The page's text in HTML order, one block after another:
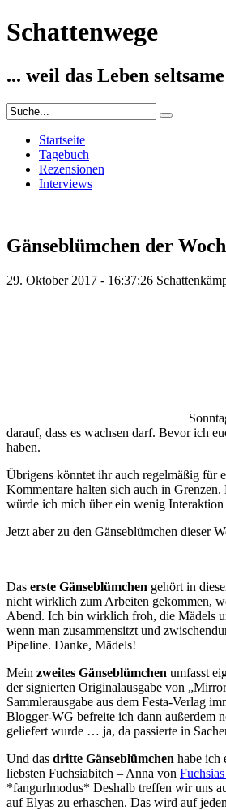
Schattenwege
... weil das Leben
Startseite
Tagebuch
Rezensionen
Interviews
Gänseblümchen der
29. Oktober 2017 - 16:37:26
darauf, dass es wachsen darf. Bevor ich
haben.
Übrigens könntet ihr auch regelmäßig für
Kommentare halten sich auch in
würde ich mich über ein wenig
Jetzt aber zu den Gänseblümchen dieser
Das erste Gänseblümchen gehört in
nicht wirklich zum Arbeiten gekommen,
Abend. Ich bin wirklich froh, die Mädels
wenn man zusammensitzt und
Pipeline. Danke, Mädels!
Mein zweites Gänseblümchen umfasst
der signierten Originalausgabe von
Sammlerausgabe aus dem Festa-Verlag
Blogger-WG befreite ich dann außerdem
geliefert wurde … ja, da passierte in
Und das dritte Gänseblümchen habe ich
liebsten Fuchsiabitch – Anna von
*fangurlmodus* Deshalb treffen wir uns
auf Elyas zu erhaschen. Das wird auf